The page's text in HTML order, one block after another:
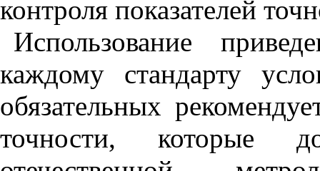
контроля показателей
Использование
каждому стандарту
обязательных
точности, которые